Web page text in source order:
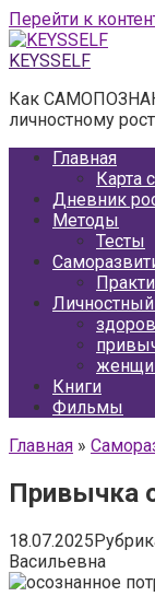
Перейти к
KEYSSELF
Как
личностному
Главная
Карта
Дневник
Методы
Тесты
Личностный
Книги
Фильмы
Главная »
Привычка
18.07.2025
Васильевна